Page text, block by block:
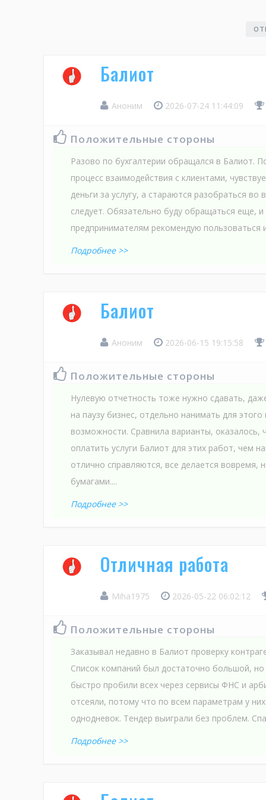
Балиот
Аноним 2026-07-24 11:44:09
Положительные стороны
Разово по бухгалтерии обращался в Балиот.
процесс взаимодействия с клиентами,
деньги за услугу, а стараются разобраться во
следует. Обязательно буду обращаться еще,
предпринимателям рекомендую пользоваться
Подробнее >>
Балиот
Аноним 2026-06-15 19:15:58
Положительные стороны
Нулевую отчетность тоже нужно сдавать,
на паузу бизнес, отдельно нанимать для этого
возможности. Сравнила варианты, оказалось,
оплатить услуги Балиот для этих работ, чем
отлично справляются, все делается вовремя,
бумагами....
Подробнее >>
Отличная работа
Miha1975 2026-05-22 06:02:12
Положительные стороны
Заказывал недавно в Балиот проверку
Список компаний был достаточно большой,
быстро пробили всех через сервисы ФНС и
отсеяли, потому что по всем параметрам у
однодневок. Тендер выиграли без проблем.
Подробнее >>